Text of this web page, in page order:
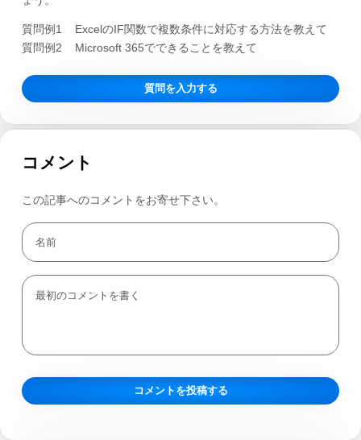
質問例1
ExcelのIF関数で複数条件に対応する方法を教えて
質問例2
Microsoft 365でできることを教えて
質問を入力する
コメント
この記事へのコメントをお寄せ下さい。